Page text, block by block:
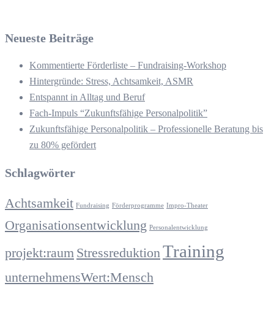
Neueste Beiträge
Kommentierte Förderliste – Fundraising-Workshop
Hintergründe: Stress, Achtsamkeit, ASMR
Entspannt in Alltag und Beruf
Fach-Impuls “Zukunftsfähige Personalpolitik”
Zukunftsfähige Personalpolitik – Professionelle Beratung bis
zu 80% gefördert
Schlagwörter
Achtsamkeit Fundraising Förderprogramme Impro-Theater
Organisationsentwicklung Personalentwicklung
projekt:raum StressreduktionTraining
unternehmensWert:Mensch